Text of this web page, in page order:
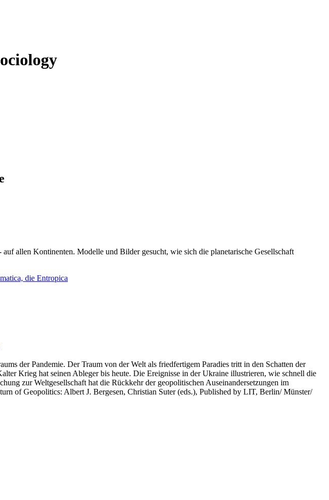
allen Kontinenten. Modelle und Bilder gesucht, wie sich die planetarische Gesellschaft
die Entropica
der Pandemie. Der Traum von der Welt als friedfertigem Paradies tritt in den Schatten der
Krieg hat seinen Ableger bis heute. Die Ereignisse in der Ukraine illustrieren, wie schnell die
zur Weltgesellschaft hat die Rückkehr der geopolitischen Auseinandersetzungen im
of Geopolitics: Albert J. Bergesen, Christian Suter (eds.), Published by LIT, Berlin/ Münster/